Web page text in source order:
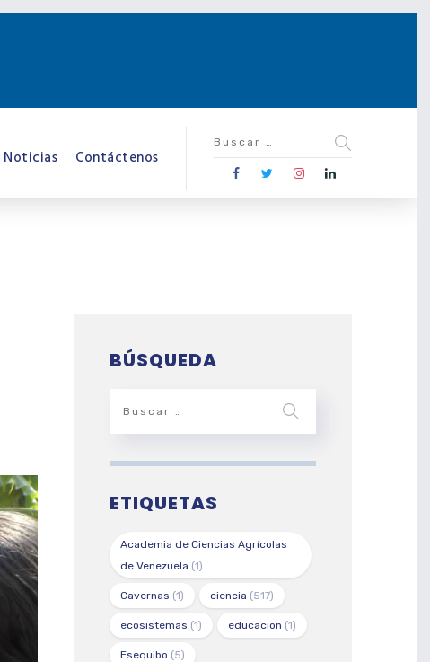
Noticias Contáctenos
BÚSQUEDA
ETIQUETAS
Academia de Ciencias Agrícolas
de Venezuela (1)
Cavernas (1) ciencia (517)
ecosistemas (1) educacion (1)
Esequibo (5)